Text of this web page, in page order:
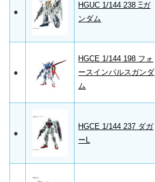
●
HGUC 1/144 238 Ξガ
ンダム
●
HGCE 1/144 198 フォ
ースインパルスガンダ
ム
●
HGCE 1/144 237 ダガ
ーL